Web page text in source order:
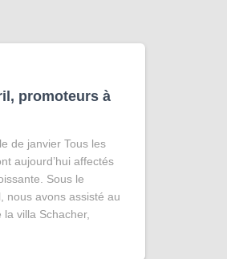
promoteurs à
de janvier Tous les
aujourd’hui affectés
Sous le
nous avons assisté au
villa Schacher,